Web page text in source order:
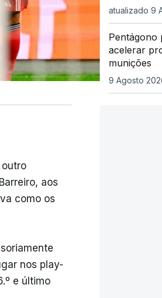
aos
como os
nos play-
e último
atualizado 9
Pentágono
acelerar
munições
9 Agosto